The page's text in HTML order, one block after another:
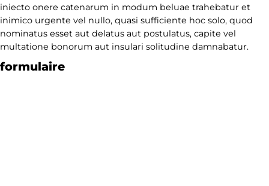
iniecto onere catenarum in modum beluae trahebatur et
inimico urgente vel nullo, quasi sufficiente hoc solo, quod
nominatus esset aut delatus aut postulatus, capite vel
multatione bonorum aut insulari solitudine damnabatur.
formulaire